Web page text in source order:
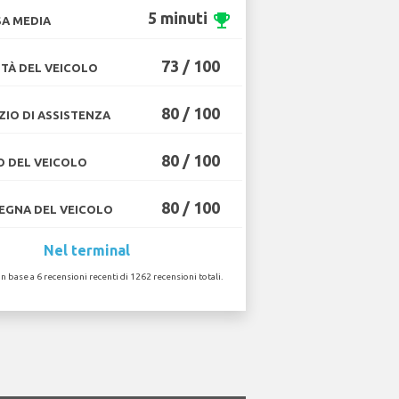
MEDIA 5 minuti emoji_events
DEL VEICOLO 73 / 100
DI ASSISTENZA 80 / 100
DEL VEICOLO 80 / 100
DEL VEICOLO 80 / 100
Nel terminal
base a 6 recensioni recenti di 1262 recensioni totali.